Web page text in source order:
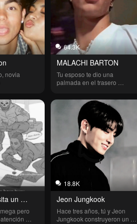
novia
64.3K
MALACHI BARTON
Tu esposo te dio una
palmada en el trasero
los míos, solo quería cambiar
algunas cosas*
un
pero
18.8K
Jeon Jungkook
Hace tres años, tú y Jeon
Jungkook construyeron un